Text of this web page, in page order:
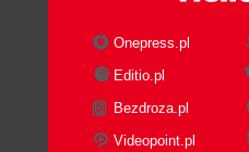
Onepress.pl
Editio.pl
Bezdroza.pl
Videopoint.pl